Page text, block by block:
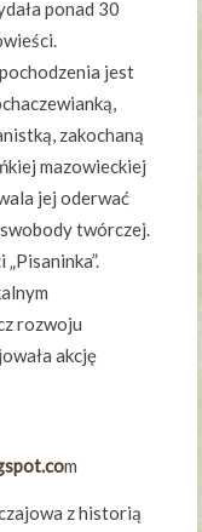
ponad 30
jest
zakochaną
mazowieckiej
jej oderwać
twórczej.
rozwoju
akcję
m
z historią